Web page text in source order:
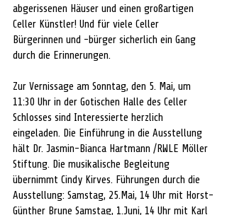
abgerissenen Häuser und einen großartigen
Celler Künstler! Und für viele Celler
Bürgerinnen und -bürger sicherlich ein Gang
durch die Erinnerungen.
Zur Vernissage am Sonntag, den 5. Mai, um
11:30 Uhr in der Gotischen Halle des Celler
Schlosses sind Interessierte herzlich
eingeladen. Die Einführung in die Ausstellung
hält Dr. Jasmin-Bianca Hartmann /RWLE Möller
Stiftung. Die musikalische Begleitung
übernimmt Cindy Kirves. Führungen durch die
Ausstellung: Samstag, 25.Mai, 14 Uhr mit Horst-
Günther Brune Samstag, 1.Juni, 14 Uhr mit Karl